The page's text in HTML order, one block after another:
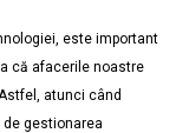
este important
că afacerile noastre
atunci când
gestionarea